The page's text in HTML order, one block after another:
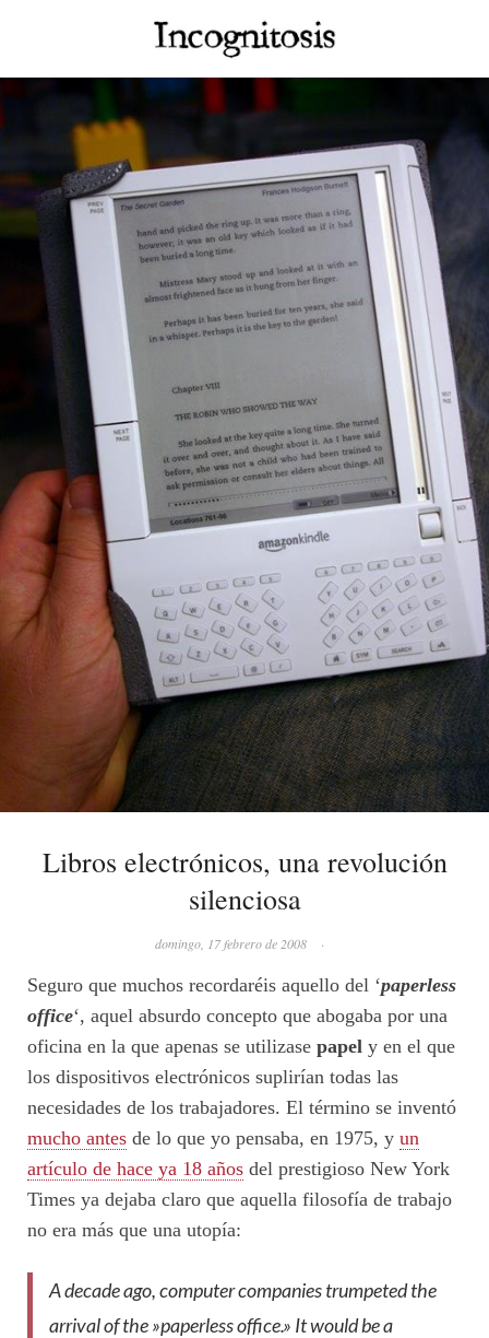
Libros electrónicos, una revolución
silenciosa
domingo, 17 febrero de 2008 ·
Seguro que muchos recordaréis aquello del ‘paperless
office‘, aquel absurdo concepto que abogaba por una
oficina en la que apenas se utilizase papel y en el que
los dispositivos electrónicos suplirían todas las
necesidades de los trabajadores. El término se inventó
mucho antes de lo que yo pensaba, en 1975, y un
artículo de hace ya 18 años del prestigioso New York
Times ya dejaba claro que aquella filosofía de trabajo
no era más que una utopía:
A decade ago, computer companies trumpeted the
arrival of the »paperless office.» It would be a